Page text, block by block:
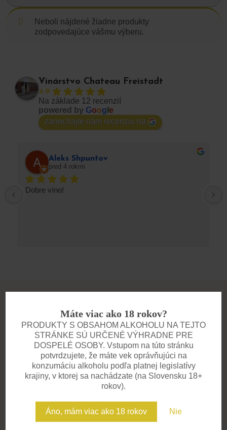
Máte viac ako 18 rokov?
PRODUKTY S OBSAHOM ALKOHOLU NA TEJTO
STRÁNKE SÚ URČENÉ VÝHRADNE PRE
DOSPELÉ OSOBY. Vstupom na túto stránku
potvrdzujete, že máte vek oprávňujúci na
konzumáciu alkoholu podľa platnej legislatívy
krajiny, v ktorej sa nachádzate (na Slovensku 18+
rokov).
Áno, mám viac ako 18 rokov Nie
Neboli nájdené žiadne produkty
zodpovedajúce vášmu výberu.
Vinárstvo Chateau Freistadt
4.9
Na základe 12 recenzií
powered by Goog e
zanechajte nám recenziu na
Aleks Shpuntov
pred 4 rokmi
Dobre víno!
DEGUSTÁCIE
Zažite víno všetkými
zmyslami
Pozývame vás na degustácie, kde
spoznáte príbeh každého vína. V
komornej atmosfére vás prevedieme